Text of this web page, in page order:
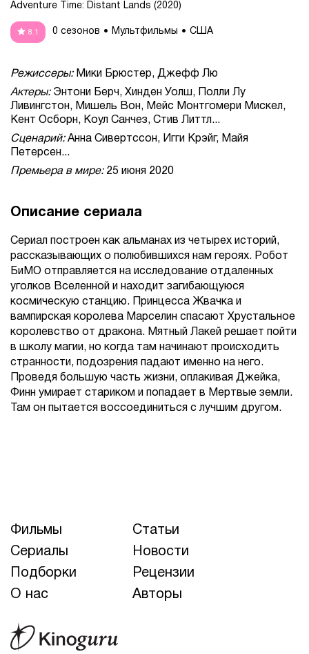
Adventure Time: Distant Lands (2020)
8.1 0 сезонов Мультфильмы США
Режиссеры:Мики Брюстер, Джефф Лю
Актеры:Энтони Берч, Хинден Уолш, Полли Лу
Ливингстон, Мишель Вон, Мейс Монтгомери Мискел,
Кент Осборн, Коул Санчез, Стив Литтл...
Сценарий:Анна Сивертссон, Игги Крэйг, Майя
Петерсен...
Премьера в мире:25 июня 2020
Описание сериала
Сериал построен как альманах из четырех историй,
рассказывающих о полюбившихся нам героях. Робот
БиМО отправляется на исследование отдаленных
уголков Вселенной и находит загибающуюся
космическую станцию. Принцесса Жвачка и
вампирская королева Марселин спасают Хрустальное
королевство от дракона. Мятный Лакей решает пойти
в школу магии, но когда там начинают происходить
странности, подозрения падают именно на него.
Проведя большую часть жизни, оплакивая Джейка,
Финн умирает стариком и попадает в Мертвые земли.
Там он пытается воссоединиться с лучшим другом.
Фильмы
Статьи
Сериалы
Новости
Подборки
Рецензии
О нас
Авторы